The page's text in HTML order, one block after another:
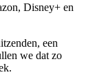
Disney+ en
een
we dat zo